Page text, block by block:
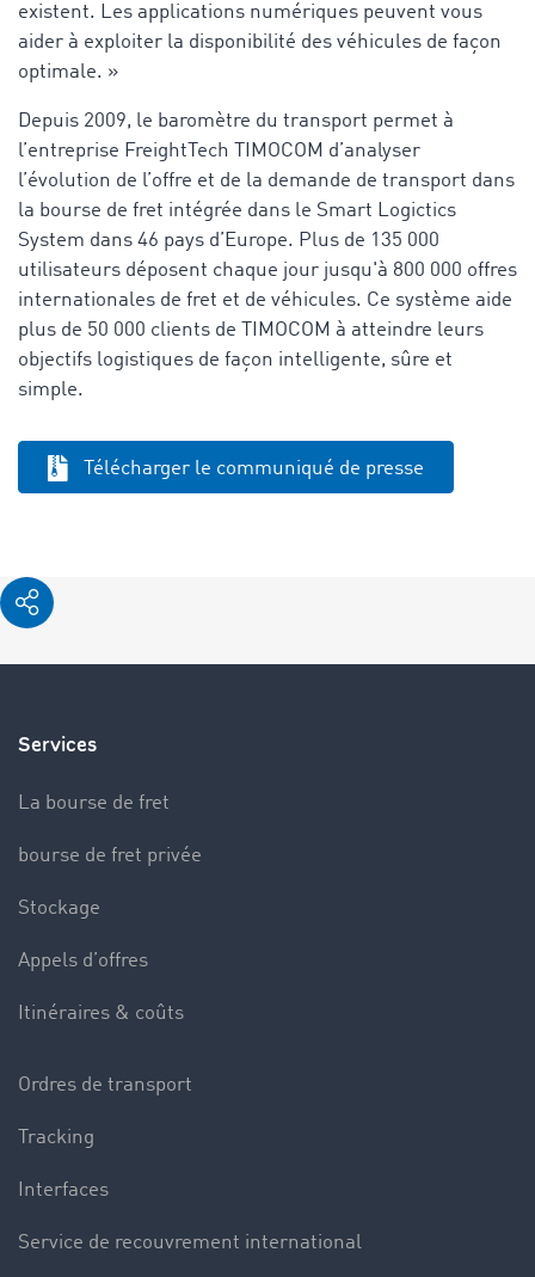
existent. Les applications numériques peuvent vous
aider à exploiter la disponibilité des véhicules de façon
optimale. »
Depuis 2009, le baromètre du transport permet à
l’entreprise FreightTech TIMOCOM d’analyser
l’évolution de l’offre et de la demande de transport dans
la bourse de fret intégrée dans le Smart Logictics
System dans 46 pays d’Europe. Plus de 135 000
utilisateurs déposent chaque jour jusqu'à 800 000 offres
internationales de fret et de véhicules. Ce système aide
plus de 50 000 clients de TIMOCOM à atteindre leurs
objectifs logistiques de façon intelligente, sûre et
simple.
Télécharger le communiqué de presse
Services
La bourse de fret
bourse de fret privée
Stockage
Appels d’offres
Itinéraires & coûts
Ordres de transport
Tracking
Interfaces
Service de recouvrement international